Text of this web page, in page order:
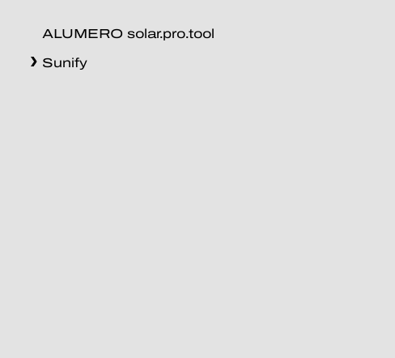
ALUMERO solar.pro.tool
Sunify